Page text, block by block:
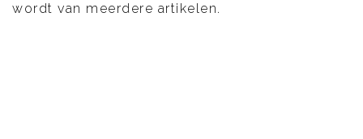
wordt van meerdere artikelen.